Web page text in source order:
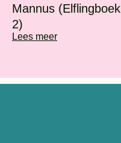
Mannus (Elflingboek
2)
Lees meer